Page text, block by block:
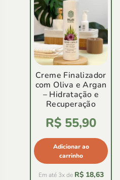
Creme Finalizador
com Oliva e Argan
– Hidratação e
Recuperação
4.94
de
5
R$ 55,90
Adicionar ao
carrinho
Em até 3x de R$18,63